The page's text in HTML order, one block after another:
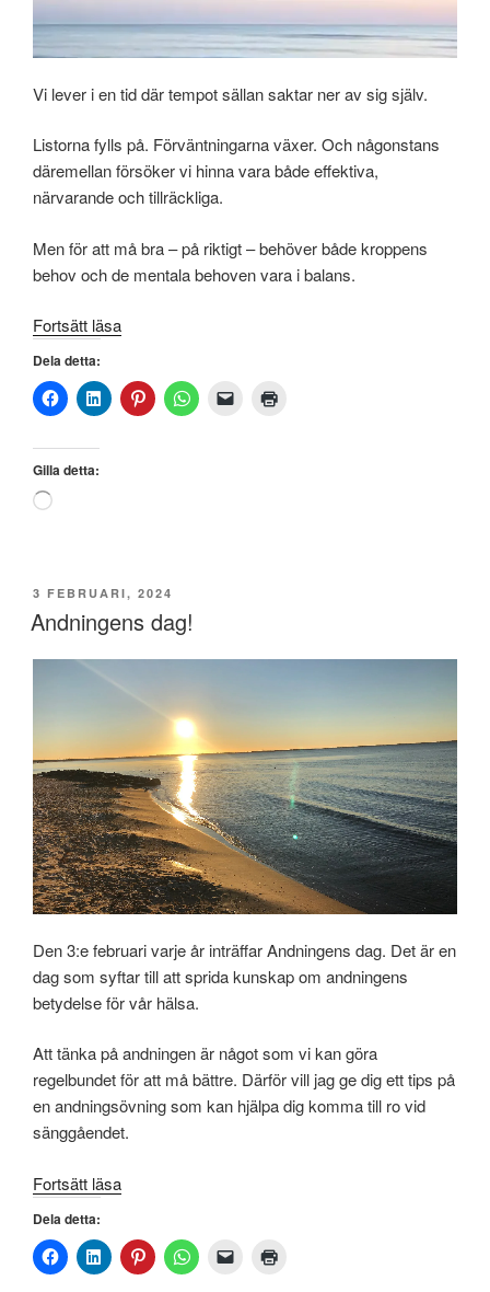
Vi lever i en tid där tempot sällan saktar ner av sig själv.
Listorna fylls på. Förväntningarna växer. Och någonstans
däremellan försöker vi hinna vara både effektiva,
närvarande och tillräckliga.
Men för att må bra – på riktigt – behöver både kroppens
behov och de mentala behoven vara i balans.
Fortsätt läsa”Ett
taget
Dela detta:
Gilla detta:
Laddar
PUBLICERAT
3 FEBRUARI, 2024
Andningens dag!
Den 3:e februari varje år inträffar Andningens dag. Det är en
dag som syftar till att sprida kunskap om andningens
betydelse för vår hälsa.
Att tänka på andningen är något som vi kan göra
regelbundet för att må bättre. Därför vill jag ge dig ett tips på
en andningsövning som kan hjälpa dig komma till ro vid
sänggåendet.
Fortsätt läsa
Dela detta: